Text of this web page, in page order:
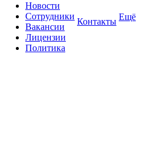
Новости
Сотрудники
Вакансии
Лицензии
Политика
Контакты Ещё